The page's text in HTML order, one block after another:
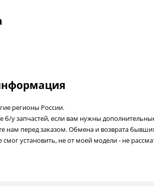
регионы России.
б/у запчастей, если вам нужны
нам перед заказом. Обмена и возврата
установить, не от моей модели - не